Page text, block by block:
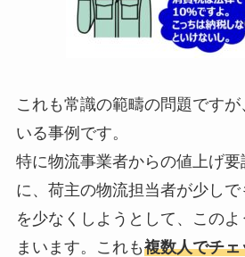
これも常識の範疇の問題です
いる事例です。
特に物流事業者からの値上げ
に、荷主の物流担当者が少し
を少なくしようとして、この
まいます。これも複数人でチ